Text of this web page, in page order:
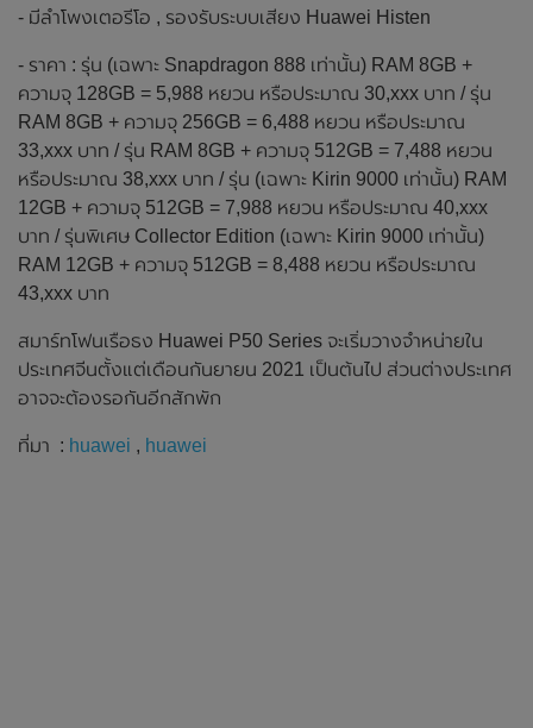
- มีลำโพงเตอรีโอ , รองรับระบบเสียง Huawei Histen
- ราคา : รุ่น (เฉพาะ Snapdragon 888 เท่านั้น) RAM 8GB +
ความจุ 128GB = 5,988 หยวน หรือประมาณ 30,xxx บาท / รุ่น
RAM 8GB + ความจุ 256GB = 6,488 หยวน หรือประมาณ
33,xxx บาท / รุ่น RAM 8GB + ความจุ 512GB = 7,488 หยวน
หรือประมาณ 38,xxx บาท / รุ่น (เฉพาะ Kirin 9000 เท่านั้น) RAM
12GB + ความจุ 512GB = 7,988 หยวน หรือประมาณ 40,xxx
บาท / รุ่นพิเศษ Collector Edition (เฉพาะ Kirin 9000 เท่านั้น)
RAM 12GB + ความจุ 512GB = 8,488 หยวน หรือประมาณ
43,xxx บาท
สมาร์ทโฟนเรือธง Huawei P50 Series จะเริ่มวางจำหน่ายใน
ประเทศจีนตั้งแต่เดือนกันยายน 2021 เป็นต้นไป ส่วนต่างประเทศ
อาจจะต้องรอกันอีกสักพัก
ที่มา : huawei , huawei